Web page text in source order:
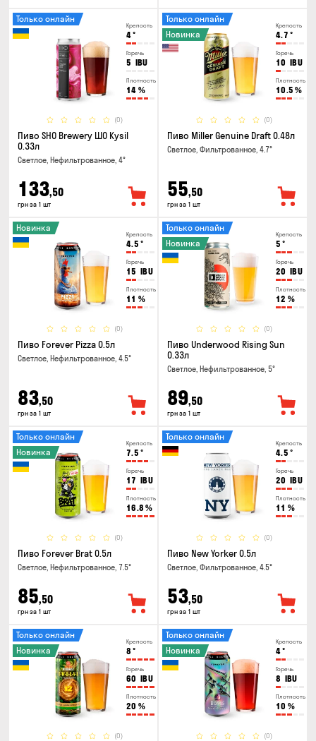
Крепость
4°
Горечь
5 IBU
Плотность
14 %
(0)
Только онлайн
Пиво SHO Brewery ШО Kysil
0.33л
Светлое, Нефильтрованное, 4°
133,50
грн за 1 шт
Крепость
4.7 °
Горечь
10 IBU
Плотность
10.5 %
(0)
Только онлайн
Новинка
Пиво Miller Genuine Draft 0.48л
Светлое, Фильтрованное, 4.7°
55,50
грн за 1 шт
Крепость
4.5 °
Горечь
15 IBU
Плотность
11 %
(0)
Новинка
Пиво Forever Pizza 0.5л
Светлое, Нефильтрованное, 4.5°
83,50
грн за 1 шт
Крепость
5 °
Горечь
20 IBU
Плотность
12 %
(0)
Только онлайн
Новинка
Пиво Underwood Rising Sun
0.33л
Светлое, Нефильтрованное, 5°
89,50
грн за 1 шт
Крепость
7.5 °
Горечь
17 IBU
Плотность
16.8 %
(0)
Только онлайн
Новинка
Пиво Forever Brat 0.5л
Светлое, Нефильтрованное, 7.5°
85,50
грн за 1 шт
Крепость
4.5 °
Горечь
20 IBU
Плотность
11 %
(0)
Только онлайн
Пиво New Yorker 0.5л
Светлое, Фильтрованное, 4.5°
53,50
грн за 1 шт
Крепость
8 °
Горечь
60 IBU
Плотность
20 %
(0)
Только онлайн
Новинка
Крепость
4°
Горечь
8 IBU
Плотность
10 %
(0)
Только онлайн
Новинка